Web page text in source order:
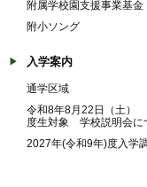
附属学校園支援事業基金
附小ソング
入学案内
通学区域
令和8年8月22日（土）
度生対象 学校説明会に
2027年(令和9年)度入学